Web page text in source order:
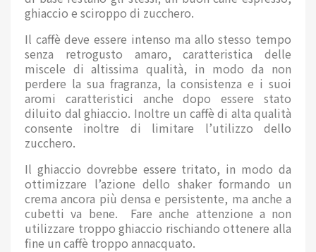
ghiaccio e sciroppo di zucchero.
Il caffè deve essere intenso ma allo stesso tempo
senza retrogusto amaro, caratteristica delle
miscele di altissima qualità, in modo da non
perdere la sua fragranza, la consistenza e i suoi
aromi caratteristici anche dopo essere stato
diluito dal ghiaccio. Inoltre un caffè di alta qualità
consente inoltre di limitare l’utilizzo dello
zucchero.
Il ghiaccio dovrebbe essere tritato, in modo da
ottimizzare l’azione dello shaker formando un
crema ancora più densa e persistente, ma anche a
cubetti va bene. Fare anche attenzione a non
utilizzare troppo ghiaccio rischiando ottenere alla
fine un caffè troppo annacquato.